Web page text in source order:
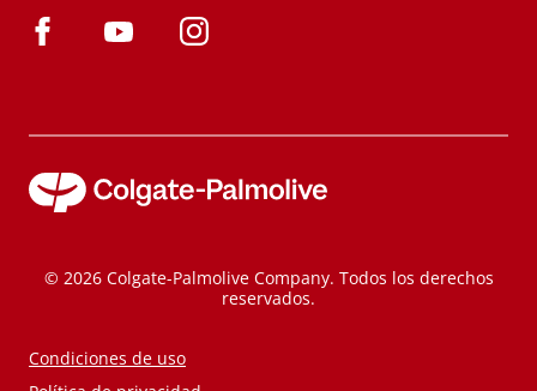
© 2026 Colgate-Palmolive Company. Todos los derechos
reservados.
Condiciones de uso